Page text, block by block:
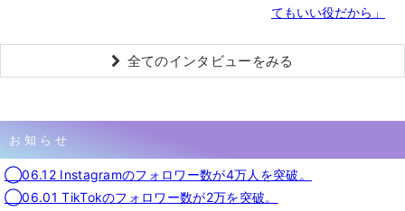
てもいい役だから」
全てのインタビューをみる
お知らせ
◯06.12 Instagramのフォロワー数が4万人を突破。
◯06.01 TikTokのフォロワー数が2万を突破。